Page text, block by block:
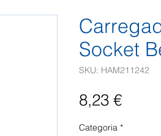
Socket
SKU: HAM211242
8,23 €Preço
Categoria *